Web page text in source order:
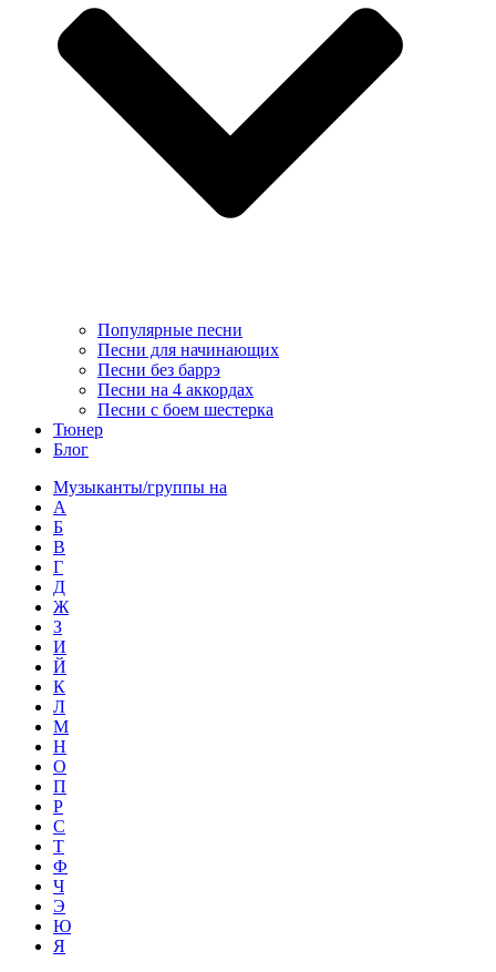
Популярные песни
Песни для начинающих
Песни без баррэ
Песни на 4 аккордах
Песни с боем шестерка
Тюнер
Блог
Музыканты/группы на
А
Б
В
Г
Д
Ж
З
И
Й
К
Л
М
Н
О
П
Р
С
Т
Ф
Ч
Э
Ю
Я